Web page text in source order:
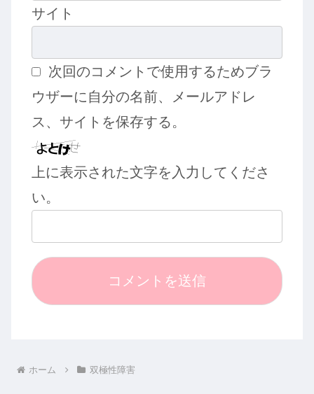
サイト
次回のコメントで使用するためブラ
ウザーに自分の名前、メールアドレ
ス、サイトを保存する。
上に表示された文字を入力してくださ
い。
ホーム 双極性障害